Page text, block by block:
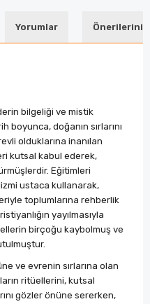
Yorumlar Önerileriniz
bilgeliği ve mistik
boyunca, doğanın sırlarını
olduklarına inanılan
kutsal kabul ederek,
Eğitimleri
ustaca kullanarak,
toplumlarına rehberlik
yayılmasıyla
birçoğu kaybolmuş ve
ve evrenin sırlarına olan
ritüellerini, kutsal
gözler önüne sererken,